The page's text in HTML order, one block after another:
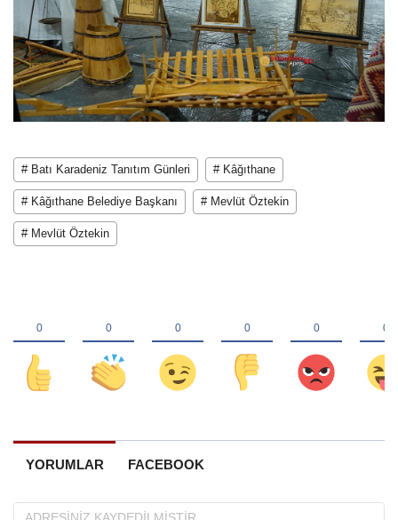
# Batı Karadeniz Tanıtım Günleri # Kâğıthane
# Kâğıthane Belediye Başkanı # Mevlüt Öztekin
# Mevlüt Öztekin
YORUMLAR FACEBOOK